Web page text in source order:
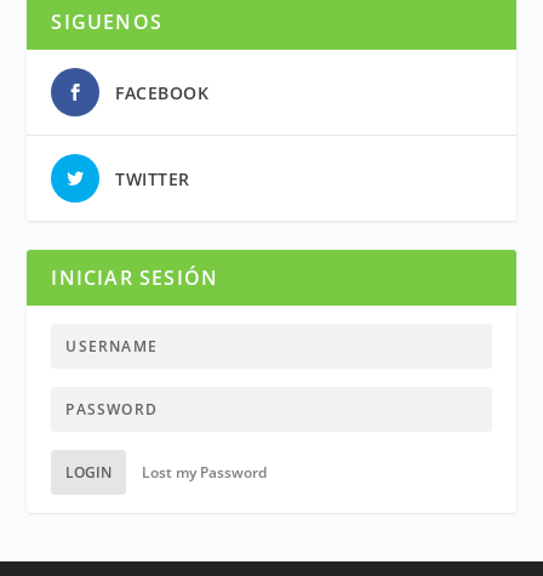
SIGUENOS
FACEBOOK
TWITTER
INICIAR SESIÓN
LOGIN Lost my Password